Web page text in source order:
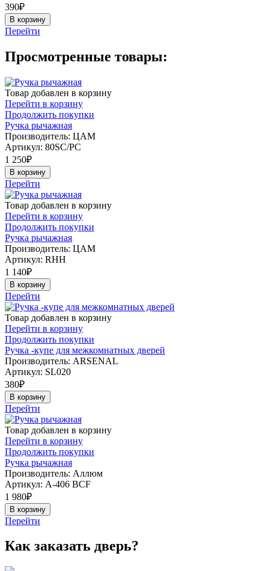
390₽
В корзину
Перейти
Просмотренные товары:
Товар добавлен в корзину
Перейти в корзину
Продолжить покупки
Ручка рычажная
Производитель: ЦАМ
Артикул: 80SC/PC
1 250₽
В корзину
Перейти
Товар добавлен в корзину
Перейти в корзину
Продолжить покупки
Ручка рычажная
Производитель: ЦАМ
Артикул: RHH
1 140₽
В корзину
Перейти
Товар добавлен в корзину
Перейти в корзину
Продолжить покупки
Ручка -купе для межкомнатных дверей
Производитель: ARSENAL
Артикул: SL020
380₽
В корзину
Перейти
Товар добавлен в корзину
Перейти в корзину
Продолжить покупки
Ручка рычажная
Производитель: Аллюм
Артикул: А-406 BCF
1 980₽
В корзину
Перейти
Как заказать дверь?